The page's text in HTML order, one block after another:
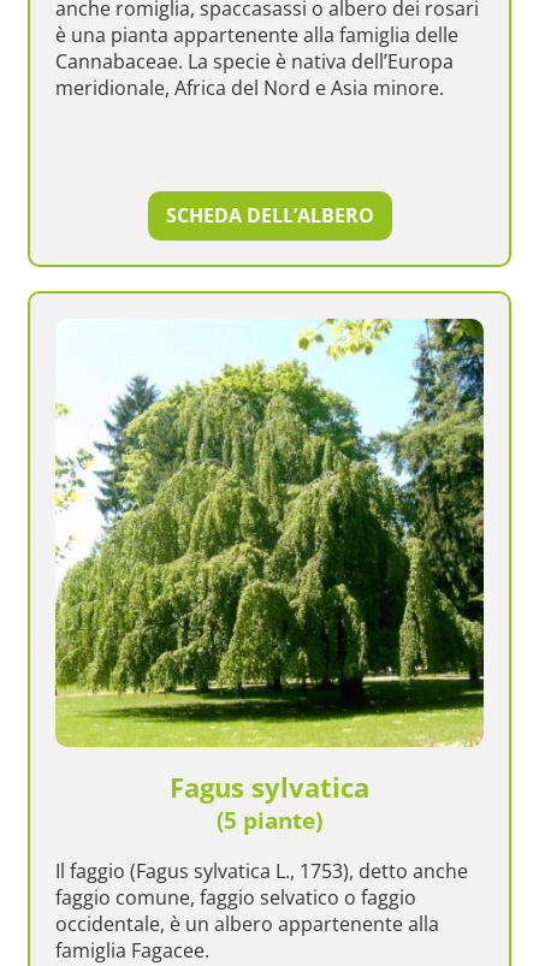
anche romiglia, spaccasassi o albero dei rosari
è una pianta appartenente alla famiglia delle
Cannabaceae. La specie è nativa dell’Europa
meridionale, Africa del Nord e Asia minore.
SCHEDA DELL’ALBERO
Fagus sylvatica
(5 piante)
Il faggio (Fagus sylvatica L., 1753), detto anche
faggio comune, faggio selvatico o faggio
occidentale, è un albero appartenente alla
famiglia Fagacee.